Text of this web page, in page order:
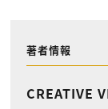
著者情報
CREATIVE